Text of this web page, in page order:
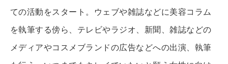
ての活動をスタート。ウェブや雑誌などに美容コラム
を執筆する傍ら、テレビやラジオ、新聞、雑誌などの
メディアやコスメブランドの広告などへの出演、執筆